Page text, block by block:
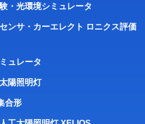
・光環境シミュレータ
ンサ・カーエレクト ロニクス評価
ュレータ
陽照明灯
合形